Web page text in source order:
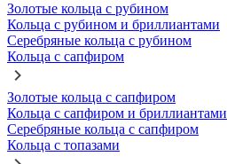
Золотые кольца с рубином
Кольца с рубином и бриллиантами
Серебряные кольца с рубином
Кольца с сапфиром
Золотые кольца с сапфиром
Кольца с сапфиром и бриллиантами
Серебряные кольца с сапфиром
Кольца с топазами